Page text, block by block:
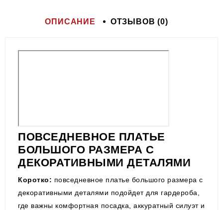
ОПИСАНИЕ ОТЗЫВОВ (0)
ПОВСЕДНЕВНОЕ ПЛАТЬЕ
БОЛЬШОГО РАЗМЕРА С
ДЕКОРАТИВНЫМИ ДЕТАЛЯМИ
Коротко: повседневное платье большого размера с
декоративными деталями подойдет для гардероба,
где важны комфортная посадка, аккуратный силуэт и